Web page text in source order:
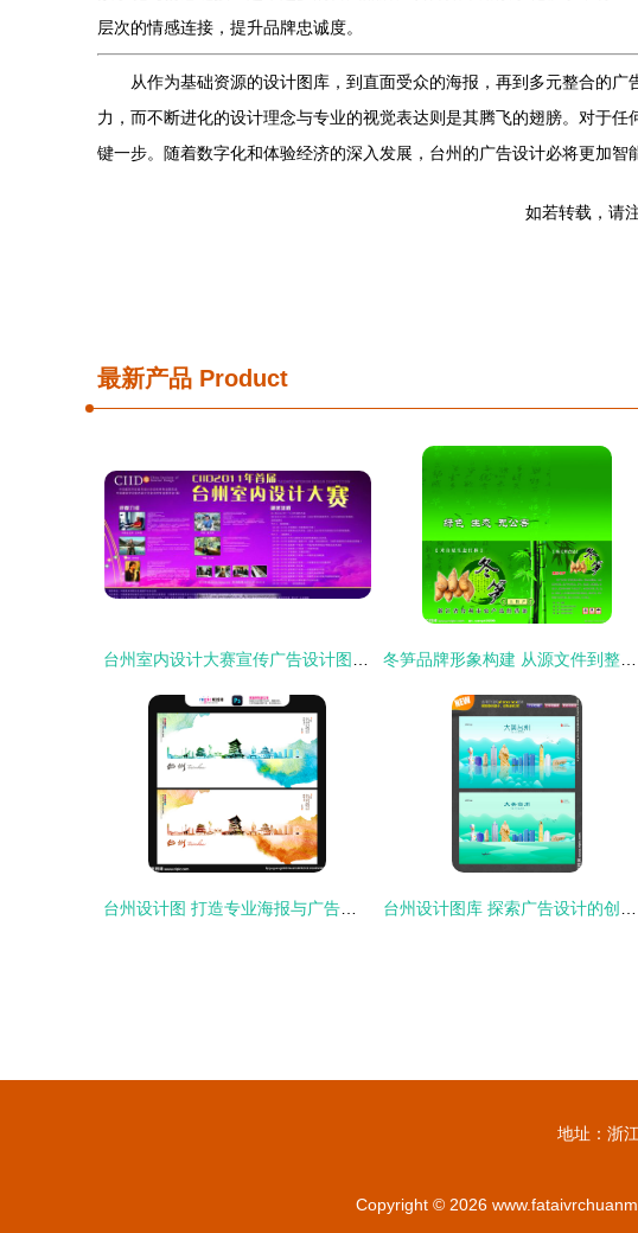
层次的情感连接，提升品牌忠诚度。
从作为基础资源的设计图库，到直面受众的海报，再到多元整合的
力，而不断进化的设计理念与专业的视觉表达则是其腾飞的翅膀。对于
键一步。随着数字化和体验经济的深入发展，台州的广告设计必将更加
如若转载，请
最新产品 Product
地址：浙
Copyright © 2026